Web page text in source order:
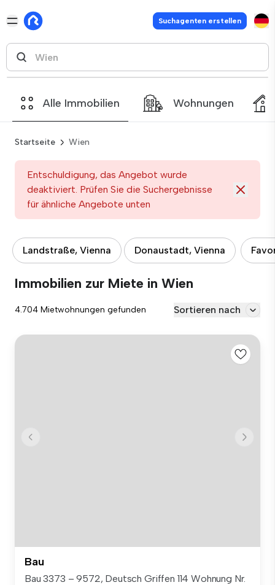
Suchagenten erstellen
Alle Immobilien Wohnungen
Startseite Wien
Entschuldigung, das Angebot wurde
deaktiviert. Prüfen Sie die Suchergebnisse
für ähnliche Angebote unten
Landstraße, Vienna Donaustadt, Vienna
Immobilien zur Miete in Wien
4.704 Mietwohnungen gefunden Sortieren nach
Bau
Bau 3373 – 9572, Deutsch Griffen 114 Wohnung Nr.